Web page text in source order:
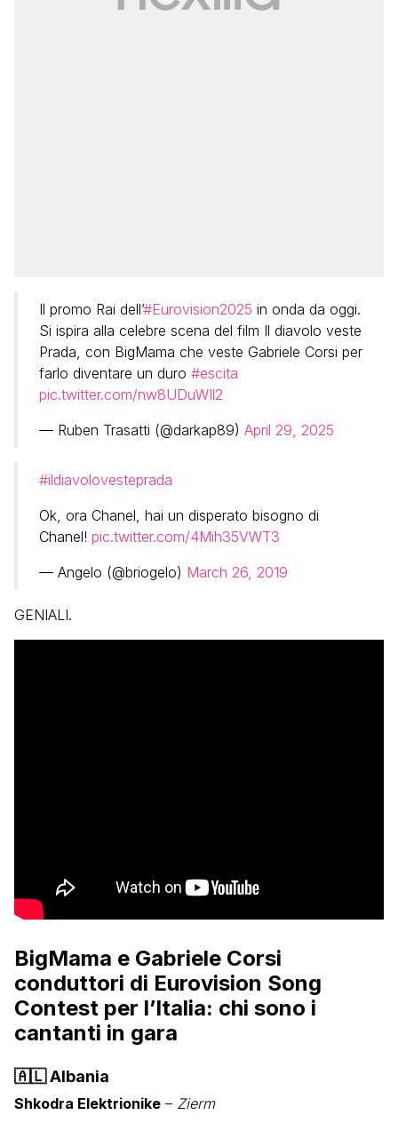
Il promo Rai dell’#Eurovision2025 in onda da oggi.
Si ispira alla celebre scena del film Il diavolo veste
Prada, con BigMama che veste Gabriele Corsi per
farlo diventare un duro #escita
pic.twitter.com/nw8UDuWIl2
— Ruben Trasatti (@darkap89) April 29, 2025
#ildiavolovesteprada
Ok, ora Chanel, hai un disperato bisogno di
Chanel! pic.twitter.com/4Mih35VWT3
— Angelo (@briogelo) March 26, 2019
GENIALI.
BigMama e Gabriele Corsi
conduttori di Eurovision Song
Contest per l’Italia: chi sono i
cantanti in gara
🇦🇱Albania
Shkodra Elektrionike – Zierm